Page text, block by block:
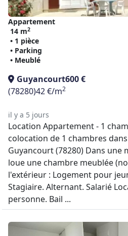
Appartement
14 m2
• 1 pièce
• Parking
• Meublé
Guyancourt600 €
(78280)42 €/m2
il y a 5 jours
Location Appartement - 1
colocation de 1 chambres
Guyancourt (78280) Dans une
loue une chambre meublée
l'extérieur : Logement pour
Stagiaire. Alternant. Salarié
personne. Bail ...